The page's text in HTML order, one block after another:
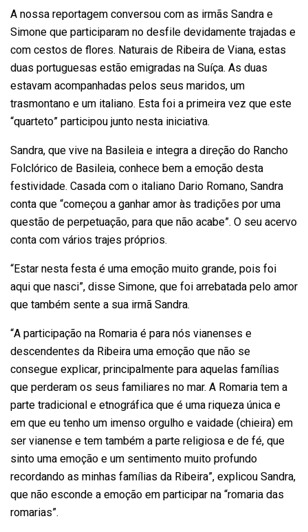
A nossa reportagem conversou com as irmãs Sandra e
Simone que participaram no desfile devidamente trajadas e
com cestos de flores. Naturais de Ribeira de Viana, estas
duas portuguesas estão emigradas na Suíça. As duas
estavam acompanhadas pelos seus maridos, um
trasmontano e um italiano. Esta foi a primeira vez que este
“quarteto” participou junto nesta iniciativa.
Sandra, que vive na Basileia e integra a direção do Rancho
Folclórico de Basileia, conhece bem a emoção desta
festividade. Casada com o italiano Dario Romano, Sandra
conta que “começou a ganhar amor às tradições por uma
questão de perpetuação, para que não acabe”. O seu acervo
conta com vários trajes próprios.
“Estar nesta festa é uma emoção muito grande, pois foi
aqui que nasci”, disse Simone, que foi arrebatada pelo amor
que também sente a sua irmã Sandra.
“A participação na Romaria é para nós vianenses e
descendentes da Ribeira uma emoção que não se
consegue explicar, principalmente para aquelas famílias
que perderam os seus familiares no mar. A Romaria tem a
parte tradicional e etnográfica que é uma riqueza única e
em que eu tenho um imenso orgulho e vaidade (chieira) em
ser vianense e tem também a parte religiosa e de fé, que
sinto uma emoção e um sentimento muito profundo
recordando as minhas famílias da Ribeira”, explicou Sandra,
que não esconde a emoção em participar na “romaria das
romarias”.